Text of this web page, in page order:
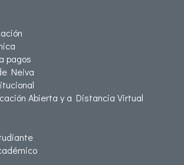
pagos
Neiva
Abierta y a Distancia Virtual